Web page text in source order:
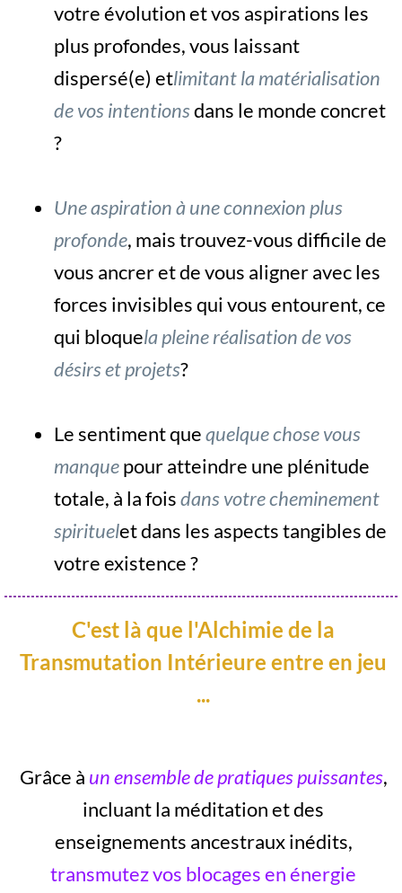
votre évolution et vos aspirations les
plus profondes, vous laissant
dispersé(e) etlimitant la matérialisation
de vos intentionsdans le monde concret
?
Une aspiration à une connexion plus
profonde, mais trouvez-vous difficile de
vous ancrer et de vous aligner avec les
forces invisibles qui vous entourent, ce
qui bloquela pleine réalisation de vos
désirs et projets?
Le sentiment quequelque chose vous
manquepour atteindre une plénitude
totale, à la foisdans votre cheminement
spirituelet dans les aspects tangibles de
votre existence ?
C'est là que l'Alchimie de la
Transmutation Intérieure entre en jeu
...
Grâce à un ensemble de pratiques puissantes,
incluant la méditation et des
enseignements ancestraux inédits,
transmutez vos blocages en énergie